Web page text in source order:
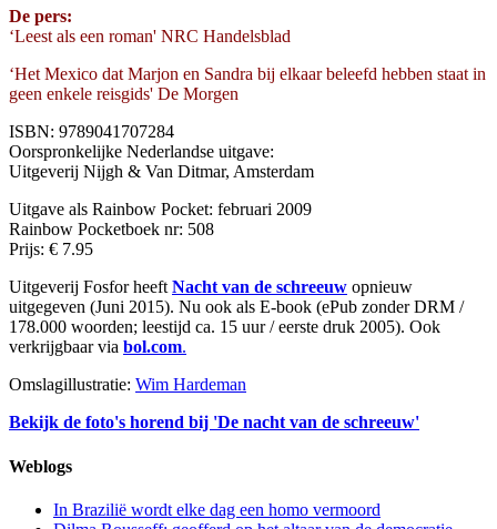
De pers:
‘Leest als een roman' NRC Handelsblad
‘Het Mexico dat Marjon en Sandra bij elkaar beleefd hebben staat in
geen enkele reisgids' De Morgen
ISBN: 9789041707284
Oorspronkelijke Nederlandse uitgave:
Uitgeverij Nijgh & Van Ditmar, Amsterdam
Uitgave als Rainbow Pocket: februari 2009
Rainbow Pocketboek nr: 508
Prijs: € 7.95
Uitgeverij Fosfor heeft Nacht van de schreeuw opnieuw
uitgegeven (Juni 2015). Nu ook als E-book (ePub zonder DRM /
178.000 woorden; leestijd ca. 15 uur / eerste druk 2005). Ook
verkrijgbaar via bol.com.
Omslagillustratie: Wim Hardeman
Bekijk de foto's horend bij 'De nacht van de schreeuw'
Weblogs
In Brazilië wordt elke dag een homo vermoord